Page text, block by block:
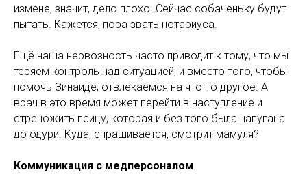
измене, значит, дело плохо. Сейчас собаченьку будут
пытать. Кажется, пора звать нотариуса.
Ещё наша нервозность часто приводит к тому, что мы
теряем контроль над ситуацией, и вместо того, чтобы
помочь Зинаиде, отвлекаемся на что-то другое. А
врач в это время может перейти в наступление и
стреножить псицу, которая и без того была напугана
до одури. Куда, спрашивается, смотрит мамуля?
Коммуникация с медперсоналом